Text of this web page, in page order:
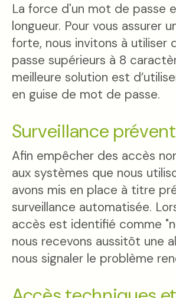
La force d'un mot de passe
longueur. Pour vous assurer
forte, nous invitons à utiliser
passe supérieurs à 8
meilleure solution est
en guise de mot de passe.
Surveillance
Afin empêcher des accès
aux systèmes que nous
avons mis en place à titre
surveillance automatisée.
accès est identifié comme
nous recevons aussitôt une
nous signaler le problème